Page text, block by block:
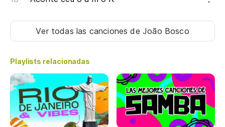
Ver todas las cancionesde João Bosco
Playlists relacionadas